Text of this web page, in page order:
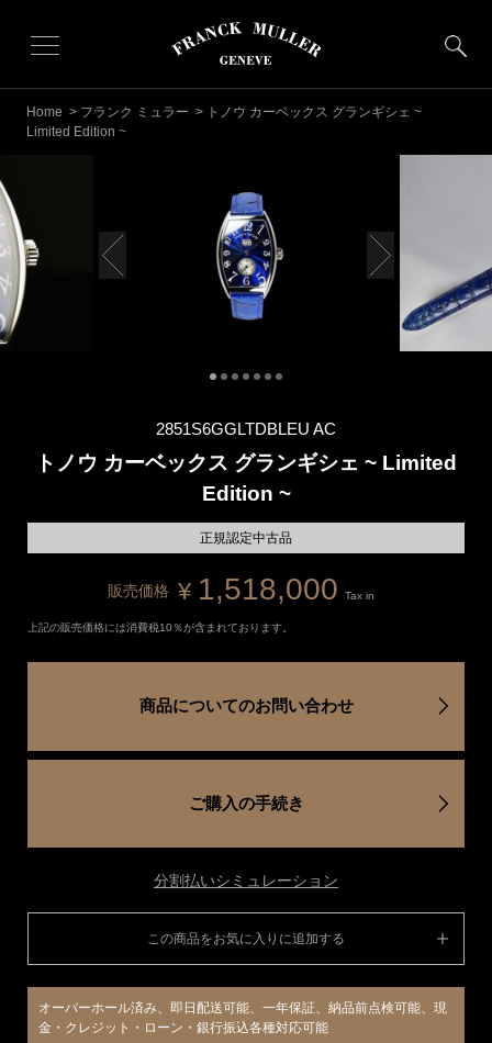
Home > フランク ミュラー > トノウ カーベックス グランギシェ ~
Limited Edition ~
2851S6GGLTDBLEU AC
トノウ カーベックス グランギシェ ~ Limited
Edition ~
正規認定中古品
販売価格 ¥ 1,518,000 Tax in
上記の販売価格には消費税10％が含まれております。
商品についてのお問い合わせ
ご購入の手続き
分割払いシミュレーション
この商品をお気に入りに追加する
オーバーホール済み、即日配送可能、一年保証、納品前点検可能、現
金・クレジット・ローン・銀行振込各種対応可能